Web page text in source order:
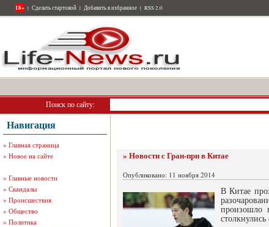
18+ | Сделать стартовой | Добавить в избранное | RSS 2.0
Поиск по сайту:
Навигация
» Главная страница
» Новое на сайте
» Главные новости
» Скандалы
» Происшествия
» Общество
» Политика
» Новости с Гран-при в Китае
Опубликовано: 11 ноября 2014
В Китае
произошло